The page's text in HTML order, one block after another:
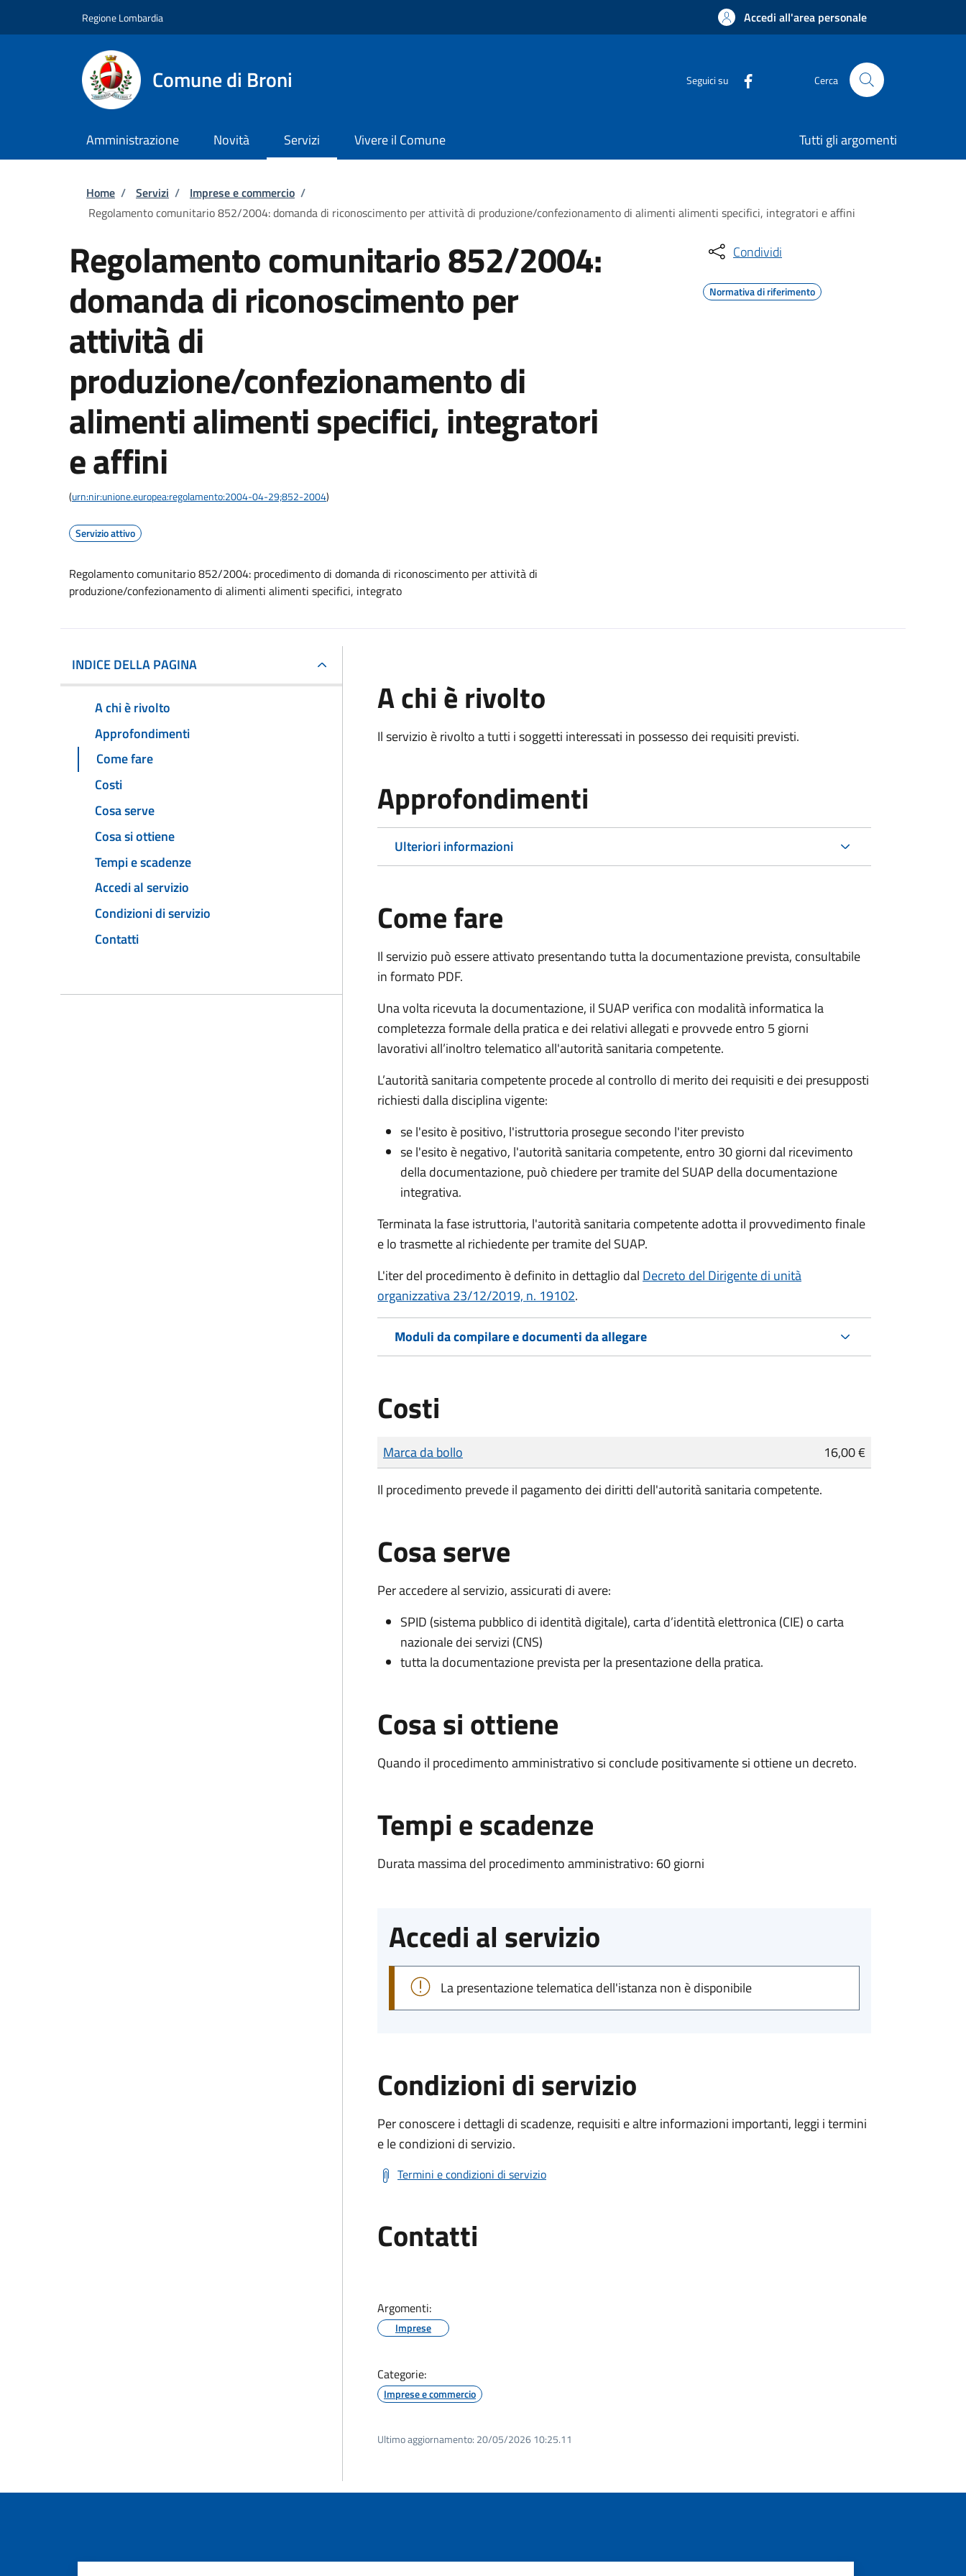
Regione Lombardia Accedi all'area personale
Comune di Broni Seguici su Cerca
Amministrazione Novità Servizi Vivere il Comune Tutti gli argomenti
Briciole di pane
Home / Servizi / Imprese e commercio /
Regolamento comunitario 852/2004: domanda di riconoscimento per attività di produzione/confezionamento di alimenti alimenti specifici, integratori e affini
Regolamento comunitario 852/2004:
domanda di riconoscimento per
attività di
produzione/confezionamento di
alimenti alimenti specifici, integratori
e affini
(urn:nir:unione.europea:regolamento:2004-04-29;852-2004)
Servizio attivo
Regolamento comunitario 852/2004: procedimento di domanda di riconoscimento per attività di
produzione/confezionamento di alimenti alimenti specifici, integrato
Condividi
Normativa di riferimento
INDICE DELLA PAGINA
A chi è rivolto
Approfondimenti
Come fare
Costi
Cosa serve
Cosa si ottiene
Tempi e scadenze
Accedi al servizio
Condizioni di servizio
Contatti
A chi è rivolto
Il servizio è rivolto a tutti i soggetti interessati in possesso dei requisiti previsti.
Approfondimenti
Ulteriori informazioni
Come fare
Il servizio può essere attivato presentando tutta la documentazione prevista, consultabile
in formato PDF.
Una volta ricevuta la documentazione, il SUAP verifica con modalità informatica la
completezza formale della pratica e dei relativi allegati e provvede entro 5 giorni
lavorativi all’inoltro telematico all'autorità sanitaria competente.
L’autorità sanitaria competente procede al controllo di merito dei requisiti e dei presupposti
richiesti dalla disciplina vigente:
se l'esito è positivo, l'istruttoria prosegue secondo l'iter previsto
se l'esito è negativo, l'autorità sanitaria competente, entro 30 giorni dal ricevimento
della documentazione, può chiedere per tramite del SUAP della documentazione
integrativa.
Terminata la fase istruttoria, l'autorità sanitaria competente adotta il provvedimento finale
e lo trasmette al richiedente per tramite del SUAP.
L'iter del procedimento è definito in dettaglio dal Decreto del Dirigente di unità
organizzativa 23/12/2019, n. 19102.
Moduli da compilare e documenti da allegare
Costi
Tipo di pagamento
Importo
Marca da bollo
16,00 €
Il procedimento prevede il pagamento dei diritti dell'autorità sanitaria competente.
Cosa serve
Per accedere al servizio, assicurati di avere:
SPID (sistema pubblico di identità digitale), carta d’identità elettronica (CIE) o carta
nazionale dei servizi (CNS)
tutta la documentazione prevista per la presentazione della pratica.
Cosa si ottiene
Quando il procedimento amministrativo si conclude positivamente si ottiene un decreto.
Tempi e scadenze
Durata massima del procedimento amministrativo: 60 giorni
Accedi al servizio
La presentazione telematica dell'istanza non è disponibile
Condizioni di servizio
Per conoscere i dettagli di scadenze, requisiti e altre informazioni importanti, leggi i termini
e le condizioni di servizio.
Termini e condizioni di servizio
Contatti
Argomenti:
Imprese
Categorie:
Imprese e commercio
Ultimo aggiornamento: 20/05/2026 10:25.11